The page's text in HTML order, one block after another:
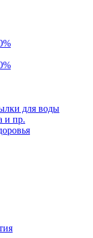
для воды
и пр.